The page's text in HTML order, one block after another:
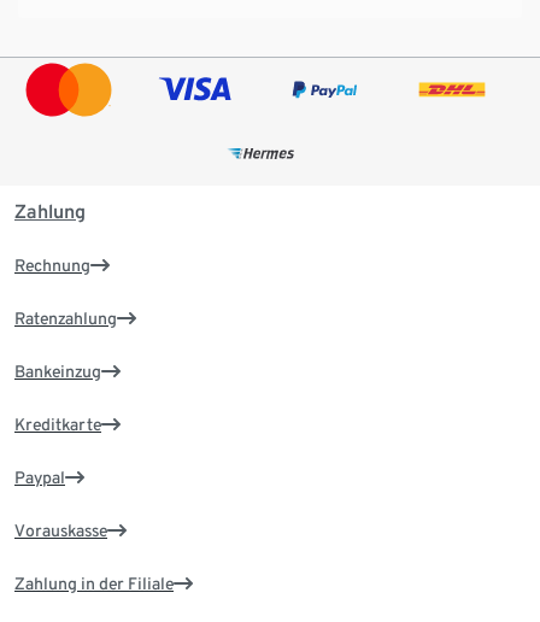
Zahlung
Rechnung
Ratenzahlung
Bankeinzug
Kreditkarte
Paypal
Vorauskasse
Zahlung in der Filiale